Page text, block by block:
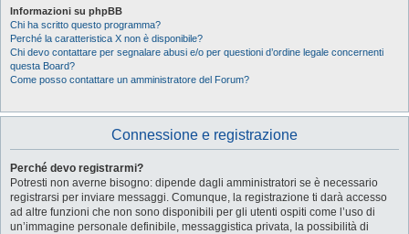
Informazioni su phpBB
Chi ha scritto questo programma?
Perché la caratteristica X non è disponibile?
Chi devo contattare per segnalare abusi e/o per questioni d’ordine legale concernenti
questa Board?
Come posso contattare un amministratore del Forum?
Connessione e registrazione
Perché devo registrarmi?
Potresti non averne bisogno: dipende dagli amministratori se è necessario
registrarsi per inviare messaggi. Comunque, la registrazione ti darà accesso
ad altre funzioni che non sono disponibili per gli utenti ospiti come l’uso di
un’immagine personale definibile, messaggistica privata, la possibilità di